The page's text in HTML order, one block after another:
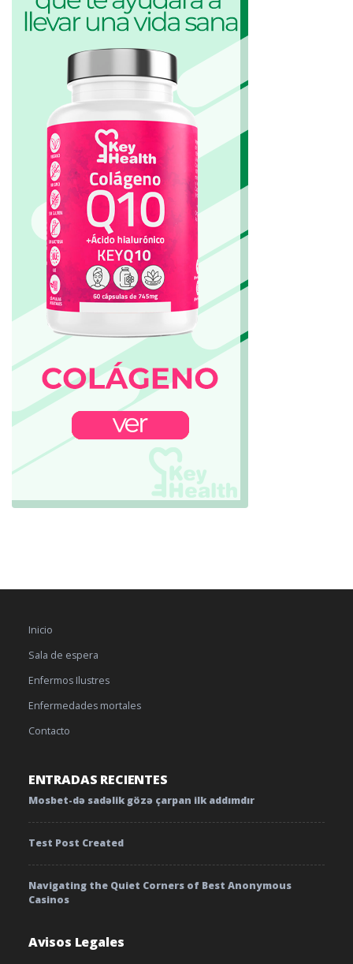
Inicio
Sala de espera
Enfermos Ilustres
Enfermedades mortales
Contacto
ENTRADAS RECIENTES
Mosbet-də sadəlik gözə çarpan ilk addımdır
Test Post Created
Navigating the Quiet Corners of Best Anonymous
Casinos
Avisos Legales